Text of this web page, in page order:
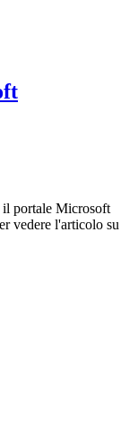
portale Microsoft
vedere l'articolo su